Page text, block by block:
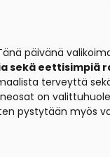
päivänä
sekä eettisimpiä
terveyttä
on valittu
pystytään myös